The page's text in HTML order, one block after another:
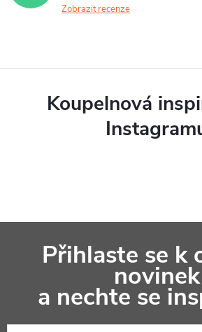
Zobrazit recenze
Koupelnová
a
Přihlaste se k
novinek
a nechte se